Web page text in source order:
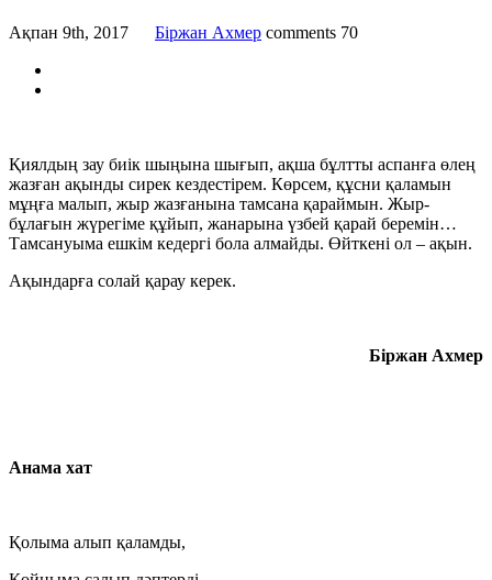
Ақпан 9th, 2017 Бiржан Ахмер comments 70
Қиялдың зау биік шыңына шығып, ақша бұлтты аспанға өлең
жазған ақынды сирек кездестірем. Көрсем, құсни қаламын
мұңға малып, жыр жазғанына тамсана қараймын. Жыр-
бұлағын жүрегіме құйып, жанарына үзбей қарай беремін…
Тамсануыма ешкім кедергі бола алмайды. Өйткені ол – ақын.
Ақындарға солай қарау керек.
Біржан Ахмер
Анама хат
Қолыма алып қаламды,